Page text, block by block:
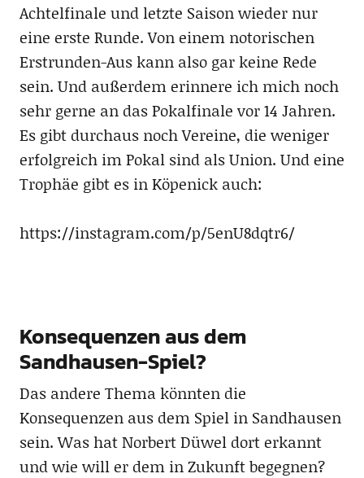
Achtelfinale und letzte Saison wieder nur
eine erste Runde. Von einem notorischen
Erstrunden-Aus kann also gar keine Rede
sein. Und außerdem erinnere ich mich noch
sehr gerne an das Pokalfinale vor 14 Jahren.
Es gibt durchaus noch Vereine, die weniger
erfolgreich im Pokal sind als Union. Und eine
Trophäe gibt es in Köpenick auch:
https://instagram.com/p/5enU8dqtr6/
Konsequenzen aus dem
Sandhausen-Spiel?
Das andere Thema könnten die
Konsequenzen aus dem Spiel in Sandhausen
sein. Was hat Norbert Düwel dort erkannt
und wie will er dem in Zukunft begegnen?